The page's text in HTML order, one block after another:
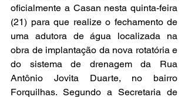
oficialmente a Casan nesta quinta-feira
(21) para que realize o fechamento de
uma adutora de água localizada na
obra de implantação da nova rotatória e
do sistema de drenagem da Rua
Antônio Jovita Duarte, no bairro
Forquilhas. Segundo a Secretaria de